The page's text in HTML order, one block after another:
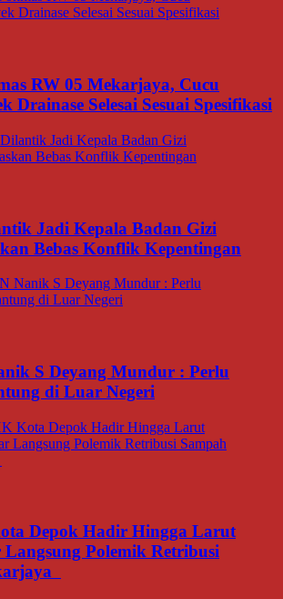
RW 05 Mekarjaya, Cucu
Drainase Selesai Sesuai Spesifikasi
Jadi Kepala Badan Gizi
Bebas Konflik Kepentingan
S Deyang Mundur : Perlu
di Luar Negeri
Depok Hadir Hingga Larut
Polemik Retribusi